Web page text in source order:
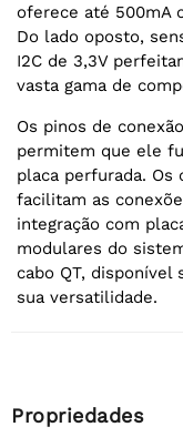
oferece até 500mA
Do lado oposto,
I2C de 3,3V
vasta gama de
Os pinos de
permitem que ele
placa perfurada. Os
facilitam as
integração com
modulares do
cabo QT, disponível
sua versatilidade.
Propriedades